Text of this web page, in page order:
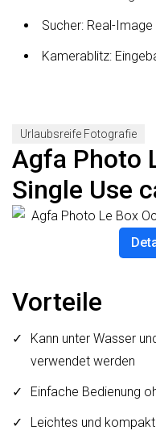
Sucher: Real-Image
Kamerablitz:
Urlaubsreife Fotografie
Agfa Photo
Single Use
Vorteile
Kann unter Wasser
verwendet werden
Einfache Bedienung
Leichtes und